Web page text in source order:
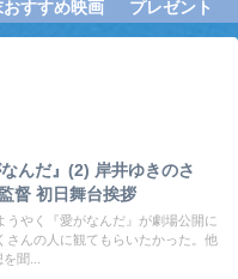
おすすめ映画 プレゼント
(2) 岸井ゆきのさ
督 初日舞台挨拶
うやく『愛がなんだ』が劇場公開に
さんの人に観てもらいたかった。他
聞...